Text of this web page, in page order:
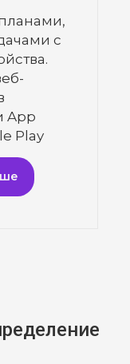
с
App
Play